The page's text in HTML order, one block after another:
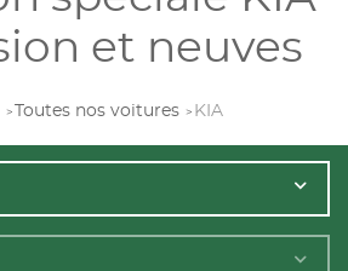
et neuves
Toutes nos voitures KIA